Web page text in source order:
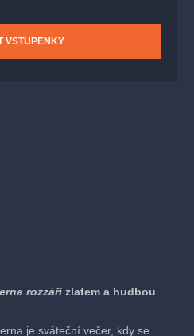
VSTUPENKY
rozzářízlatem a hudbou
je sváteční večer, kdy se